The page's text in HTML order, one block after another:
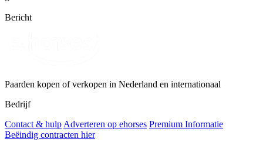
Bericht
Paarden kopen of verkopen in Nederland en internationaal
Bedrijf
Contact & hulp Adverteren op ehorses Premium Informatie
Beëindig contracten hier